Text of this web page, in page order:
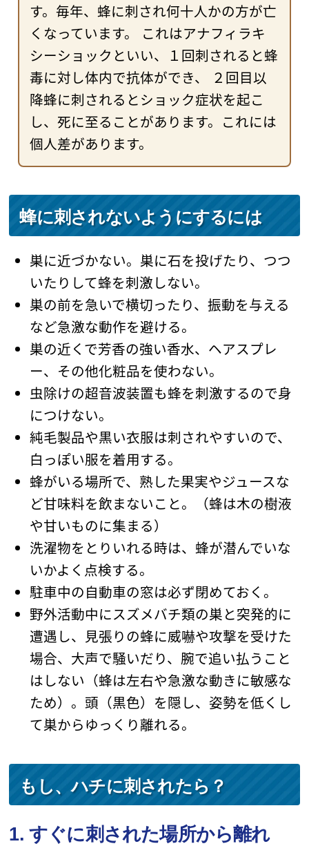
す。毎年、蜂に刺され何十人かの方が亡
くなっています。 これはアナフィラキ
シーショックといい、１回刺されると蜂
毒に対し体内で抗体ができ、 ２回目以
降蜂に刺されるとショック症状を起こ
し、死に至ることがあります。これには
個人差があります。
蜂に刺されないようにするには
巣に近づかない。巣に石を投げたり、つつ
いたりして蜂を刺激しない。
巣の前を急いで横切ったり、振動を与える
など急激な動作を避ける。
巣の近くで芳香の強い香水、ヘアスプレ
ー、その他化粧品を使わない。
虫除けの超音波装置も蜂を刺激するので身
につけない。
純毛製品や黒い衣服は刺されやすいので、
白っぽい服を着用する。
蜂がいる場所で、熟した果実やジュースな
ど甘味料を飲まないこと。（蜂は木の樹液
や甘いものに集まる）
洗濯物をとりいれる時は、蜂が潜んでいな
いかよく点検する。
駐車中の自動車の窓は必ず閉めておく。
野外活動中にスズメバチ類の巣と突発的に
遭遇し、見張りの蜂に威嚇や攻撃を受けた
場合、大声で騒いだり、腕で追い払うこと
はしない（蜂は左右や急激な動きに敏感な
ため）。頭（黒色）を隠し、姿勢を低くし
て巣からゆっくり離れる。
もし、ハチに刺されたら？
1. すぐに刺された場所から離れ